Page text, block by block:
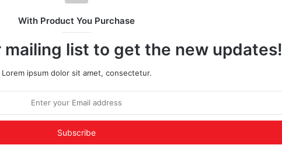
With Product You Purchase
list to get the new updates!
Lorem ipsum dolor sit amet, consectetur.